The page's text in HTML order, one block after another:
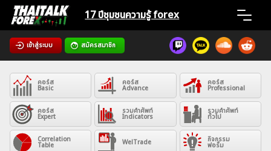
Skip
content
17 ปีชุมชนความรู้ forex
เข้าสู่ระบบ สมัครสมาชิก
Home
News
Articles
คอร์ส
Basic
คอร์ส
Advance
คอร์ส
Professional
คอร์ส
Expert
รวมคำศัพท์
Indicators
รวมคำศัพท์
ทั่วไป
Correlation
Table WelTrade กิจกรรม
ฟอรั่ม